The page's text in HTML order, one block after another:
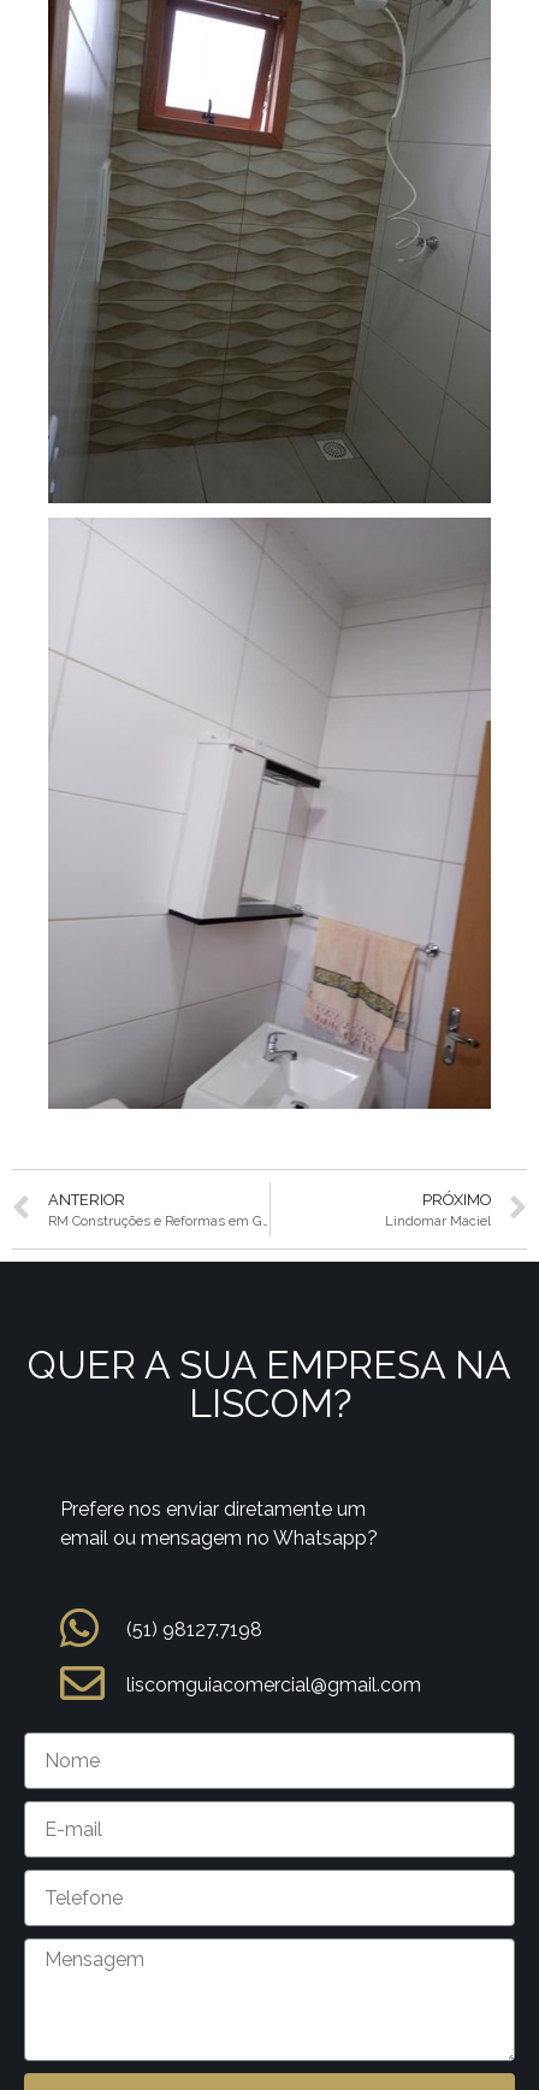
ANTERIOR
RM Construções e Reformas em Geral
PRÓXIMO
Lindomar Maciel
QUER A SUA EMPRESA NA
LISCOM?
Prefere nos enviar diretamente um
email ou mensagem no Whatsapp?
(51) 98127.7198
liscomguiacomercial@gmail.com